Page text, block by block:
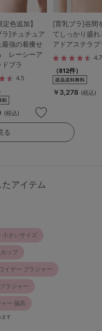
定色追加】
]チュチュア
最強の着痩せ
レーシーア
ドブラ
4.5
(税込)
[育乳ブラ]谷間
てしっかり盛
アドアステラブ
4.7
（812件）
￥3,278 (税込)
る
アイテム
小さいサイズ
ップ
イヤー ブラジャー
ラジャー
ー 脇高
ます